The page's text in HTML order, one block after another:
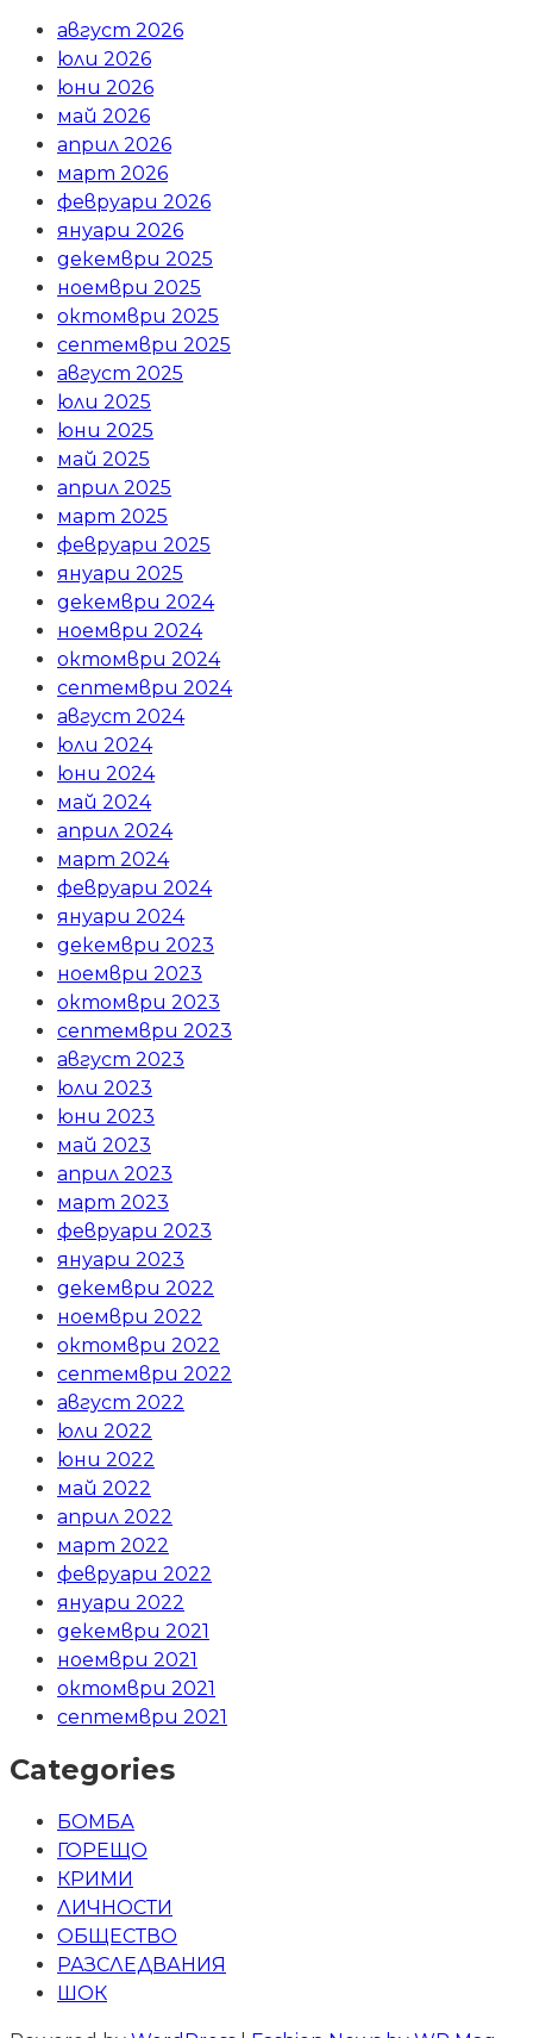
август 2026
юли 2026
юни 2026
май 2026
април 2026
март 2026
февруари 2026
януари 2026
декември 2025
ноември 2025
октомври 2025
септември 2025
август 2025
юли 2025
юни 2025
май 2025
април 2025
март 2025
февруари 2025
януари 2025
декември 2024
ноември 2024
октомври 2024
септември 2024
август 2024
юли 2024
юни 2024
май 2024
април 2024
март 2024
февруари 2024
януари 2024
декември 2023
ноември 2023
октомври 2023
септември 2023
август 2023
юли 2023
юни 2023
май 2023
април 2023
март 2023
февруари 2023
януари 2023
декември 2022
ноември 2022
октомври 2022
септември 2022
август 2022
юли 2022
юни 2022
май 2022
април 2022
март 2022
февруари 2022
януари 2022
декември 2021
ноември 2021
октомври 2021
септември 2021
Categories
БОМБА
ГОРЕЩО
КРИМИ
ЛИЧНОСТИ
ОБЩЕСТВО
РАЗСЛЕДВАНИЯ
ШОК